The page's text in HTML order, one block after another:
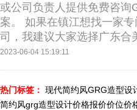
或公司负责人提供免费咨询
案。 如果在镇江想找一家
司，我建议大家选择广东合
2023-06-04 15:19:11
热门标签： 现代简约风GRG造型设
简约风grg造型设计价格报价价位价